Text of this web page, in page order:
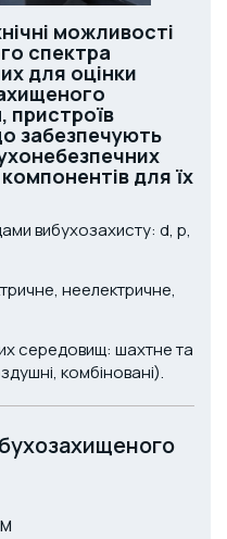
можливості
спектра
для оцінки
пристроїв
забезпечують
для їх
вибухозахисту: d, p,
неелектричне,
середовищ: шахтне та
комбіновані).